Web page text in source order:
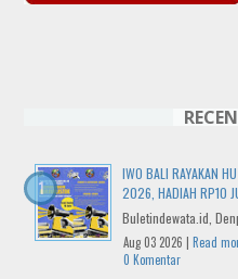
IWO BALI RAYAKAN
2026, HADIAH RP10
Buletindewata.id,
Aug 03 2026 | Read
0 Komentar